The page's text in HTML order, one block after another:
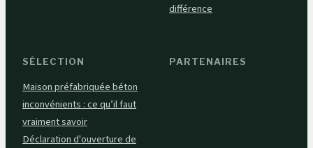
différence
SÉLECTION
Maison préfabriquée béton
inconvénients : ce qu’il faut
vraiment savoir
Déclaration d'ouverture de
PARTENAIRES